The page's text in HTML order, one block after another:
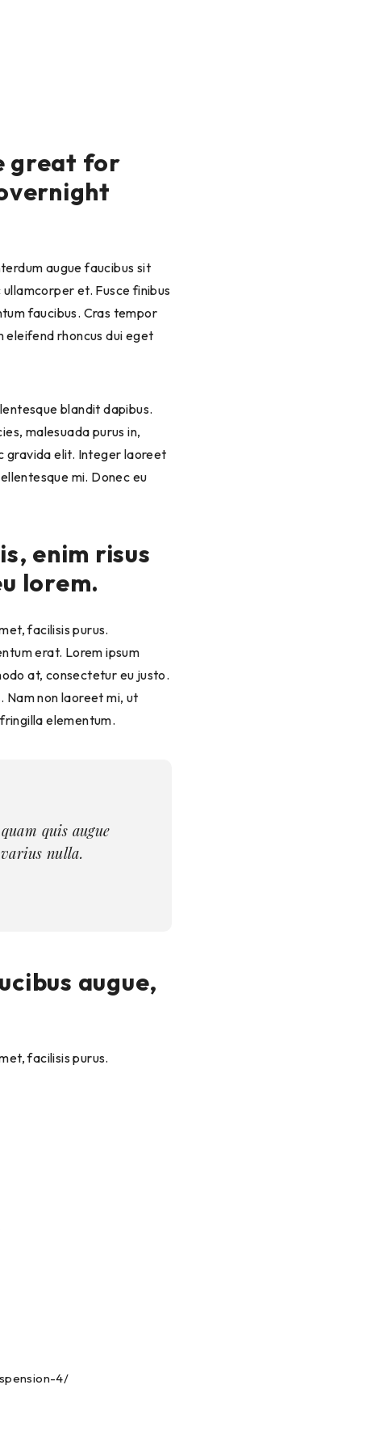
great for
augue faucibus sit
et. Fusce finibus
faucibus. Cras tempor
rhoncus dui eget
blandit dapibus.
malesuada purus in,
gravida elit. Integer laoreet
mi. Donec eu
enim risus
lorem.
facilisis purus.
erat. Lorem ipsum
at, consectetur eu justo.
Nam non laoreet mi, ut
elementum.
quis augue
nulla.
augue,
facilisis purus.
4/